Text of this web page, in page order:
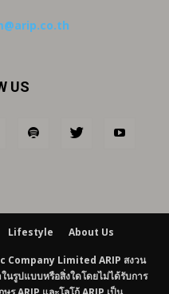
US
Lifestyle About Us
Company Limited ARIP สงวน
รูปแบบหรือสิ่งใดโดยไม่ได้รับการ